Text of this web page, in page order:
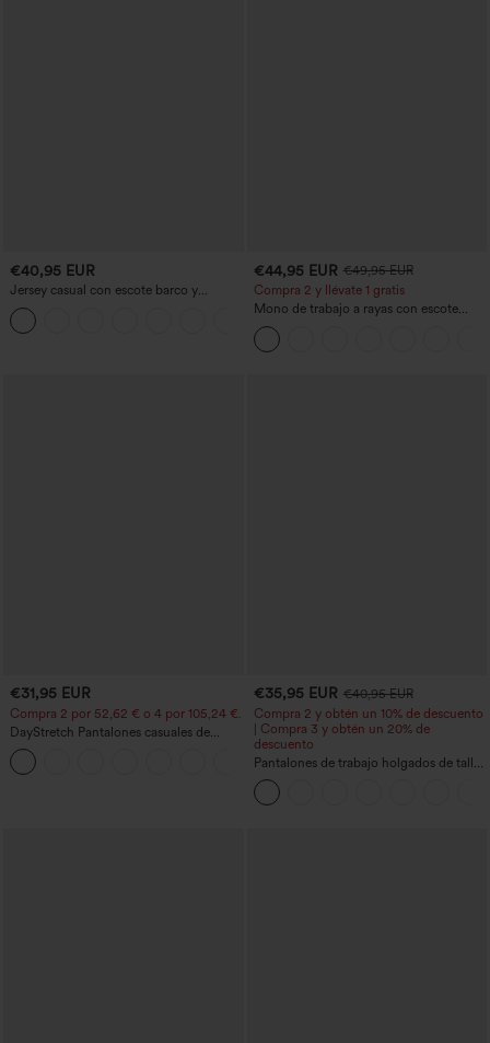
€40,95 EUR
Jersey casual con escote barco y
mangas murciélago
€44,95 EUR €49,95 EUR
Compra 2 y llévate 1 gratis
Mono de trabajo a rayas con escote
barco, sin mangas, lazo lateral, tacto
Cool Touch y bolsillos - Edición Easy
Peezy
€31,95 EUR
Compra 2 por 52,62 € o 4 por 105,24 €.
DayStretch Pantalones casuales de
cintura alta con pernera tipo barril y
bolsillos
+5
€35,95 EUR €40,95 EUR
Compra 2 y obtén un 10% de descuento
| Compra 3 y obtén un 20% de
descuento
Pantalones de trabajo holgados de talle
medio con bolsillos y pernera estilo
barril